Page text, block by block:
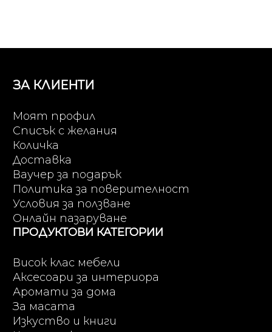
ЗА КЛИЕНТИ
Моят профил
Списък с желания
Количка
Доставка
Ваучер за подарък
Политика за поверителност
Условия за ползване
Онлайн пазаруване
ПРОДУКТОВИ КАТЕГОРИИ
Висок клас мебели
Аксесоари за интериора
Аромати за дома
За масата
Изкуство и книги